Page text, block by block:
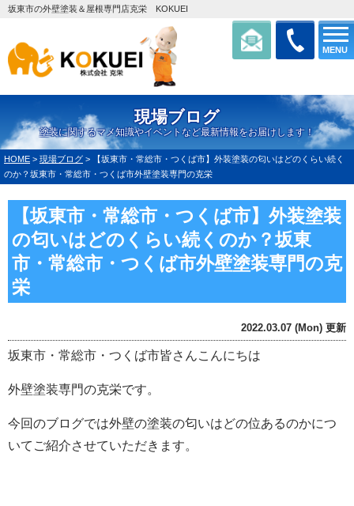
MENU
坂東市の外壁塗装＆屋根専門店克栄 KOKUEI
現場ブログ
塗装に関するマメ知識やイベントなど最新情報をお届けします！
HOME > 現場ブログ >
【坂東市・常総市・つくば市】外装塗装の匂いはどのくらい続く
のか？坂東市・常総市・つくば市外壁塗装専門の克栄
【坂東市・常総市・つくば市】外装塗装
の匂いはどのくらい続くのか？坂東
市・常総市・つくば市外壁塗装専門の克
栄
2022.03.07 (Mon) 更新
坂東市・常総市・つくば市皆さんこんにちは
外壁塗装専門の克栄です。
今回のブログでは外壁の塗装の匂いはどの位あるのかにつ
いてご紹介させていただきます。